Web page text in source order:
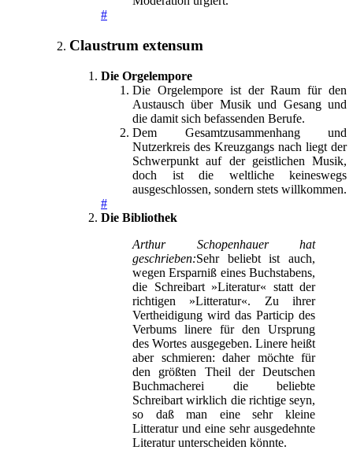
#
Claustrum extensum
Die Orgelempore
Die Orgelempore ist der Raum für den
Austausch über Musik und Gesang und
die damit sich befassenden Berufe.
Dem Gesamtzusammenhang und
Nutzerkreis des Kreuzgangs nach liegt der
Schwerpunkt auf der geistlichen Musik,
doch ist die weltliche keineswegs
ausgeschlossen, sondern stets willkommen.
#
Die Bibliothek
Arthur Schopenhauer hat
geschrieben:Sehr beliebt ist auch,
wegen Ersparniß eines Buchstabens,
die Schreibart »Literatur« statt der
richtigen »Litteratur«. Zu ihrer
Vertheidigung wird das Particip des
Verbums linere für den Ursprung
des Wortes ausgegeben. Linere heißt
aber schmieren: daher möchte für
den größten Theil der Deutschen
Buchmacherei die beliebte
Schreibart wirklich die richtige seyn,
so daß man eine sehr kleine
Litteratur und eine sehr ausgedehnte
Literatur unterscheiden könnte.